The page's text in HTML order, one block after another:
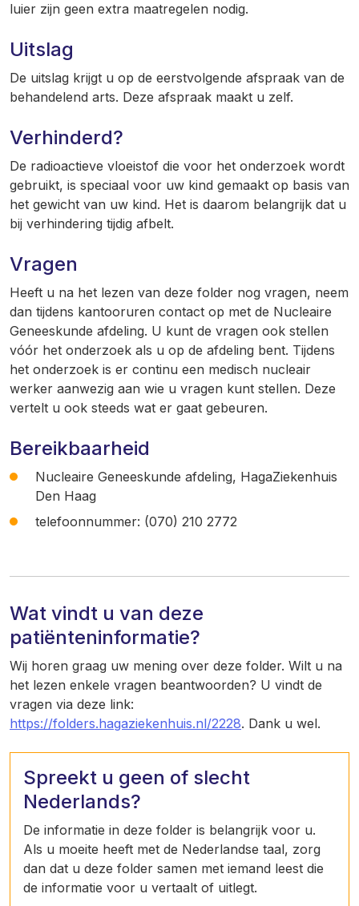
luier zijn geen extra maatregelen nodig.
Uitslag
De uitslag krijgt u op de eerstvolgende afspraak van de
behandelend arts. Deze afspraak maakt u zelf.
Verhinderd?
De radioactieve vloeistof die voor het onderzoek wordt
gebruikt, is speciaal voor uw kind gemaakt op basis van
het gewicht van uw kind. Het is daarom belangrijk dat u
bij verhindering tijdig afbelt.
Vragen
Heeft u na het lezen van deze folder nog vragen, neem
dan tijdens kantooruren contact op met de Nucleaire
Geneeskunde afdeling. U kunt de vragen ook stellen
vóór het onderzoek als u op de afdeling bent. Tijdens
het onderzoek is er continu een medisch nucleair
werker aanwezig aan wie u vragen kunt stellen. Deze
vertelt u ook steeds wat er gaat gebeuren.
Bereikbaarheid
Nucleaire Geneeskunde afdeling, HagaZiekenhuis
Den Haag
telefoonnummer: (070) 210 2772
Wat vindt u van deze
patiënteninformatie?
Wij horen graag uw mening over deze folder. Wilt u na
het lezen enkele vragen beantwoorden? U vindt de
vragen via deze link:
https://folders.hagaziekenhuis.nl/2228. Dank u wel.
Spreekt u geen of slecht
Nederlands?
De informatie in deze folder is belangrijk voor u.
Als u moeite heeft met de Nederlandse taal, zorg
dan dat u deze folder samen met iemand leest die
de informatie voor u vertaalt of uitlegt.